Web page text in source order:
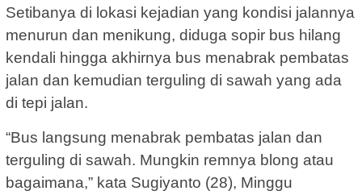
Setibanya di lokasi kejadian yang kondisi jalannya
menurun dan menikung, diduga sopir bus hilang
kendali hingga akhirnya bus menabrak pembatas
jalan dan kemudian terguling di sawah yang ada
di tepi jalan.
“Bus langsung menabrak pembatas jalan dan
terguling di sawah. Mungkin remnya blong atau
bagaimana,” kata Sugiyanto (28), Minggu